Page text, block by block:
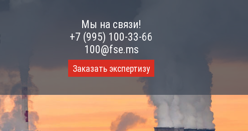
Мы на связи!
+7 (995) 100-33-66
100@fse.ms
Заказать экспертизу